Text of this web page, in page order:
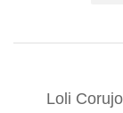
Loli